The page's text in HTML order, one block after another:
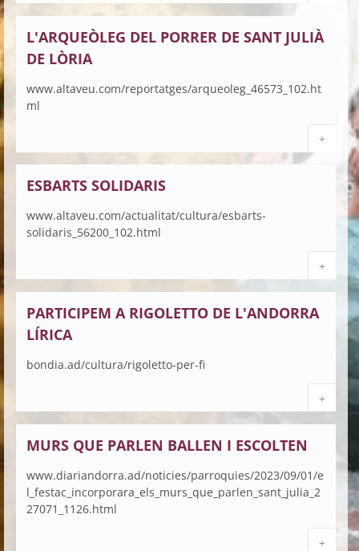
L'ARQUEÒLEG DEL PORRER DE SANT JULIÀ
DE LÒRIA
www.altaveu.com/reportatges/arqueoleg_46573_102.ht
ml
+
ESBARTS SOLIDARIS
www.altaveu.com/actualitat/cultura/esbarts-
solidaris_56200_102.html
+
PARTICIPEM A RIGOLETTO DE L'ANDORRA
LÍRICA
bondia.ad/cultura/rigoletto-per-fi
+
MURS QUE PARLEN BALLEN I ESCOLTEN
www.diariandorra.ad/noticies/parroquies/2023/09/01/e
l_festac_incorporara_els_murs_que_parlen_sant_julia_2
27071_1126.html
+